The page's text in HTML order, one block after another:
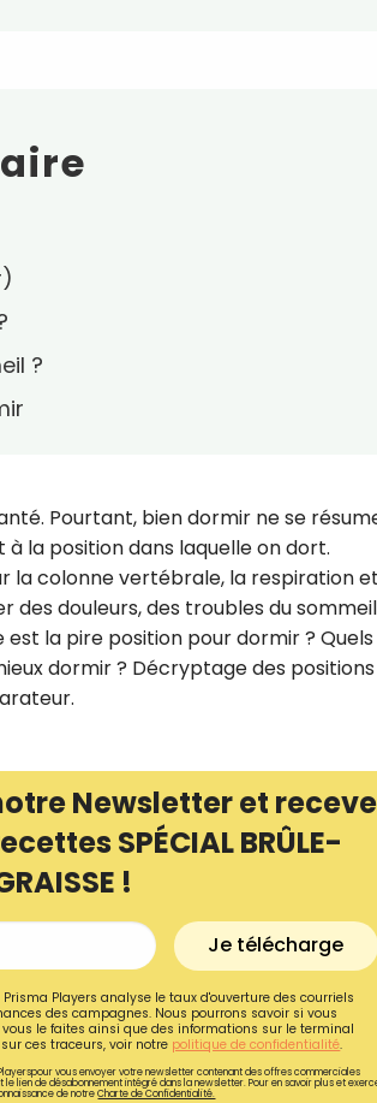
?
Pourtant, bien dormir ne se
la position dans laquelle on dort.
la colonne vertébrale, la respiration
des douleurs, des troubles du
la pire position pour dormir ?
dormir ? Décryptage des
Newsletter et
SPÉCIAL BRÛLE-
!
Je télécharge
Players analyse le taux d'ouverture des courriels
des campagnes. Nous pourrons savoir si vous
le faites ainsi que des informations sur le terminal
ces traceurs, voir notre politique de confidentialité.
vous envoyer votre newsletter contenant des offres commerciales
lien de désabonnement intégré dans la newsletter. Pour en savoir plus et
de notreCharte de Confidentialité.